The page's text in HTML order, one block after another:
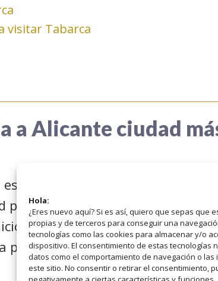
Hola:
¿Eres nuevo aquí? Si es así, quiero que sepas que
propias y de terceros para conseguir una
tecnologías como las cookies para almacenar y/o
dispositivo. El consentimiento de estas tecnologías
datos como el comportamiento de navegación o
este sitio. No consentir o retirar el consentimiento,
visitar Tabarca
a Alicante ciudad
de 3 días a Alicante
por todo lo que ofrece: rincones
comida, tiendas… ¿Quieres
pasar el día y practicar el mejor